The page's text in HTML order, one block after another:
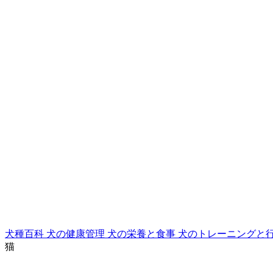
犬種百科 犬の健康管理 犬の栄養と食事 犬のトレーニングと
猫